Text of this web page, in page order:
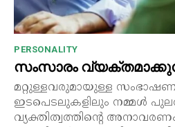
PERSONALITY
സംസാരം
മറ്റുള്ളവരുമായുള്ള
ഇടപെടലുകളിലും നമ്മൾ
വ്യക്തിത്വത്തിന്റെ